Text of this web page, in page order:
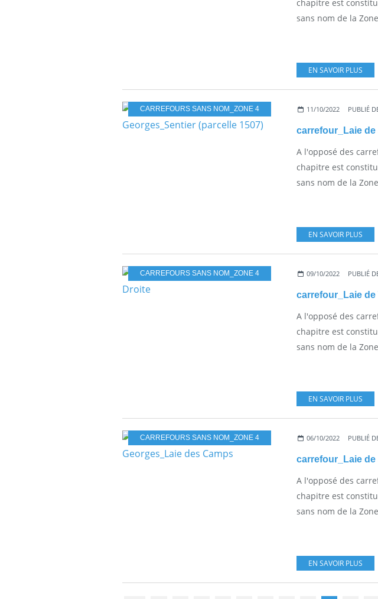
chapitre est
sans nom de la
EN SAVOIR PLUS
CARREFOURS SANS NOM_ZONE 4 11/10/2022 PUBLIÉ
A l'opposé des
chapitre est
sans nom de la
EN SAVOIR PLUS
CARREFOURS SANS NOM_ZONE 4 09/10/2022 PUBLIÉ
carrefour_Laie de
A l'opposé des
chapitre est
sans nom de la
EN SAVOIR PLUS
CARREFOURS SANS NOM_ZONE 4 06/10/2022 PUBLIÉ
A l'opposé des
chapitre est
sans nom de la
EN SAVOIR PLUS